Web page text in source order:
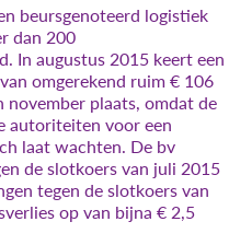
beursgenoteerd logistiek
dan 200
In augustus 2015 keert een
omgerekend ruim € 106
plaats, omdat de
autoriteiten voor een
laat wachten. De bv
de slotkoers van juli 2015
tegen de slotkoers van
op van bijna € 2,5